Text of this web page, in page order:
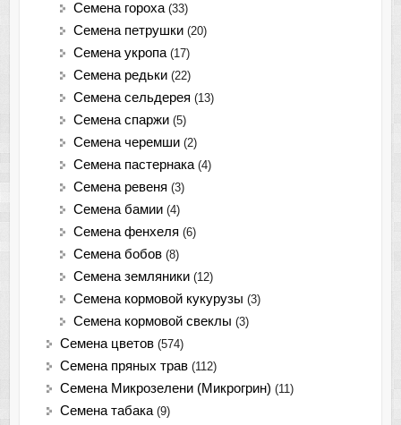
Семена гороха (33)
Семена петрушки (20)
Семена укропа (17)
Семена редьки (22)
Семена сельдерея (13)
Семена спаржи (5)
Семена черемши (2)
Семена пастернака (4)
Семена ревеня (3)
Семена бамии (4)
Семена фенхеля (6)
Семена бобов (8)
Семена земляники (12)
Семена кормовой кукурузы (3)
Семена кормовой свеклы (3)
Семена цветов (574)
Семена пряных трав (112)
Семена Микрозелени (Микрогрин) (11)
Семена табака (9)